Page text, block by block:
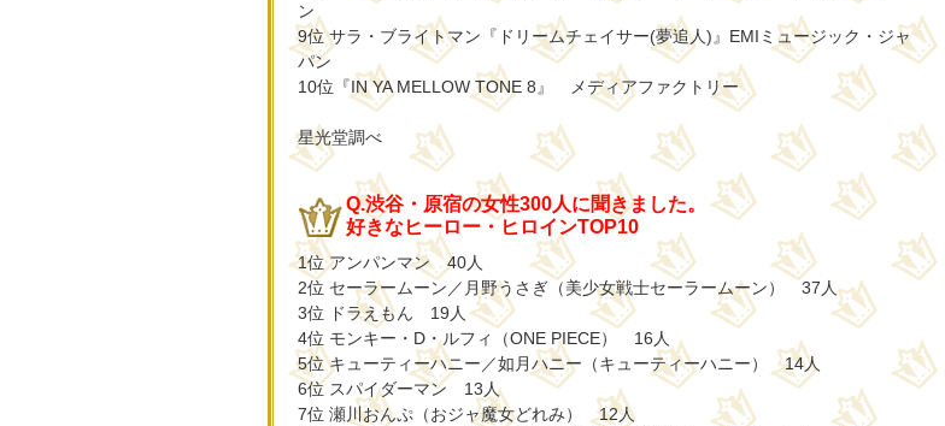
ン
9位 サラ・ブライトマン『ドリームチェイサー(夢追人)』EMIミュージック・ジャ
パン
10位『IN YA MELLOW TONE 8』 メディアファクトリー
星光堂調べ
Q.渋谷・原宿の女性300人に聞きました。
好きなヒーロー・ヒロインTOP10
1位 アンパンマン 40人
2位 セーラームーン／月野うさぎ（美少女戦士セーラームーン） 37人
3位 ドラえもん 19人
4位 モンキー・D・ルフィ（ONE PIECE） 16人
5位 キューティーハニー／如月ハニー（キューティーハニー） 14人
6位 スパイダーマン 13人
7位 瀬川おんぷ（おジャ魔女どれみ） 12人